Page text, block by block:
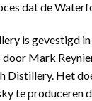
dat de
is gevestigd
Mark
Distillery. Het
te produceren